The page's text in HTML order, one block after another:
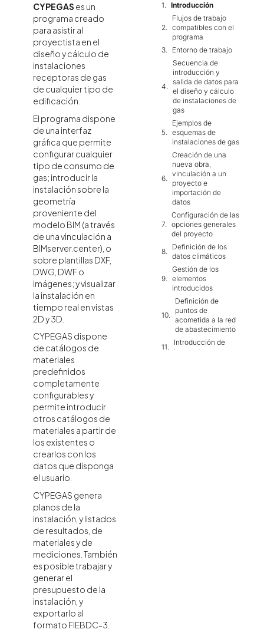
Introducción
Flujos de trabajo
compatibles con el
programa
Entorno de trabajo
Secuencia de
introducción y
salida de datos para
el diseño y cálculo
de instalaciones de
gas
Ejemplos de
esquemas de
instalaciones de gas
Creación de una
nueva obra,
vinculación a un
proyecto e
importación de
datos
Configuración de las
opciones generales
del proyecto
Definición de los
datos climáticos
Gestión de los
elementos
introducidos
Definición de
puntos de
acometida a la red
de abastecimiento
Introducción de
bocas de carga
CYPEGAS es un
programa creado
para asistir al
proyectista en el
diseño y cálculo de
instalaciones
receptoras de gas
de cualquier tipo de
edificación.
El programa dispone
de una interfaz
gráfica que permite
configurar cualquier
tipo de consumo de
gas; introducir la
instalación sobre la
geometría
proveniente del
modelo BIM (a través
de una vinculación a
BIMserver.center), o
sobre plantillas DXF,
DWG, DWF o
imágenes; y visualizar
la instalación en
tiempo real en vistas
2D y 3D.
CYPEGAS dispone
de catálogos de
materiales
predefinidos
completamente
configurables y
permite introducir
otros catálogos de
materiales a partir de
los existentes o
crearlos con los
datos que disponga
el usuario.
CYPEGAS genera
planos de la
instalación, y listados
de resultados, de
materiales y de
mediciones. También
es posible trabajar y
generar el
presupuesto de la
instalación, y
exportarlo al
formato FIEBDC-3.